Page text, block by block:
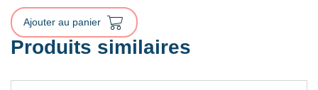
Gedächtnistraining
–
Eis
Fofzeger
3
Ajouter au panier
Produits similaires